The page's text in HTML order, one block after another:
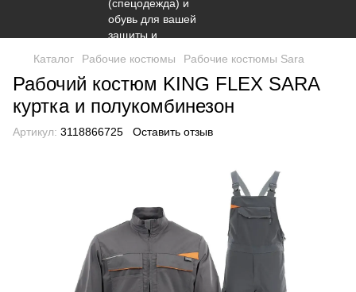
Каталог Рабочие костюмы Рабочие костюмы Sara
Рабочий костюм KING FLEX SARA
куртка и полукомбинезон
Артикул: 3118866725 Оставить отзыв